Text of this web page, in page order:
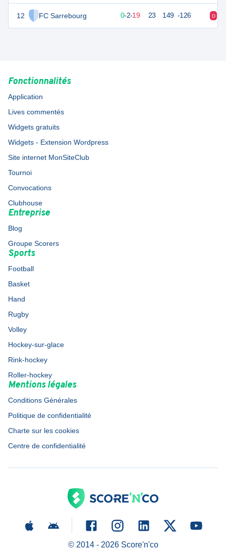
12 FC Sarrebourg 0-2-19 23 149 -126 D
Fonctionnalités
Application
Lives commentés
Widgets gratuits
Widgets - Extension Wordpress
Site internet MonSiteClub
Tournoi
Convocations
Clubhouse
Entreprise
Blog
Groupe Scorers
Sports
Football
Basket
Hand
Rugby
Volley
Hockey-sur-glace
Rink-hockey
Roller-hockey
Mentions légales
Conditions Générales
Politique de confidentialité
Charte sur les cookies
Centre de confidentialité
© 2014 - 2026Score'n'co